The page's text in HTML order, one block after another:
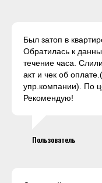
Был затоп в
Обратилась к
течение часа.
акт и чек об
упр.компании). По
Рекомендую!
Пользователь